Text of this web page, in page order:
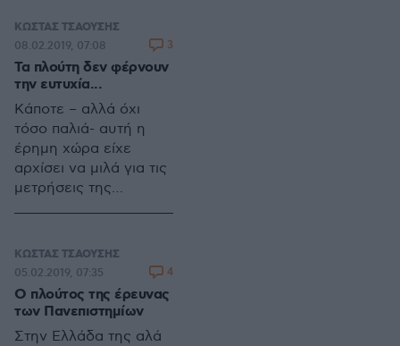
startups.
ΚΩΣΤΑΣ ΤΣΑΟΥΣΗΣ
Τα πλούτη δεν φέρνουν
την ευτυχία...
Κάποτε – αλλά όχι
τόσο παλιά- αυτή η
έρημη χώρα είχε
αρχίσει να μιλά για τις
μετρήσεις της
στη δημόσια συζήτηση
τα οικονομικά της
ευημερίας (The
Economics of Well-
Being).
08.02.2019, 07:08 3
ΚΩΣΤΑΣ ΤΣΑΟΥΣΗΣ
Ο πλούτος της έρευνας
των Πανεπιστημίων
Στην Ελλάδα της αλά
05.02.2019, 07:35 4